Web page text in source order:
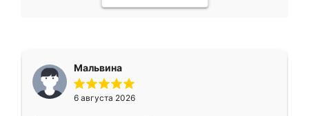
Мальвина
6 августа 2026